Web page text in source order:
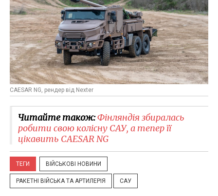
CAESAR NG, рендер від Nexter
Читайте також:Фінляндія збиралась
робити свою колісну САУ, а тепер її
цікавить CAESAR NG
ТЕГИ ВІЙСЬКОВІ НОВИНИ
РАКЕТНІ ВІЙСЬКА ТА АРТИЛЕРІЯ САУ